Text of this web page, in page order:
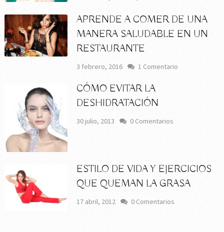
APRENDE A COMER DE UNA
MANERA SALUDABLE EN UN
RESTAURANTE
3 febrero, 2016 1 Comentario
CÓMO EVITAR LA
DESHIDRATACIÓN
30 julio, 2013 0 Comentarios
ESTILO DE VIDA Y EJERCICIOS
QUE QUEMAN LA GRASA
17 abril, 2012 0 Comentarios